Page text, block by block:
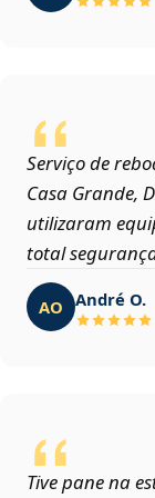
Serviço de
Casa Grande,
utilizaram
total
AO André O.
Tive pane na